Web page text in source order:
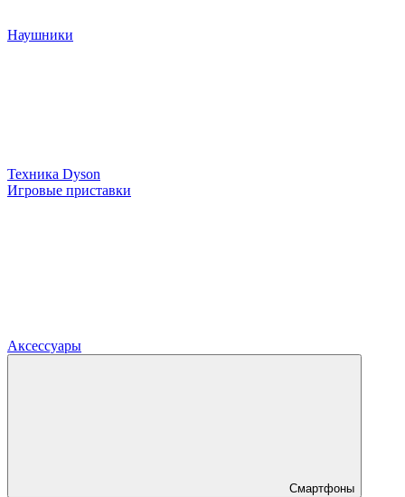
Наушники
Техника Dyson
Игровые приставки
Аксессуары
Смартфоны